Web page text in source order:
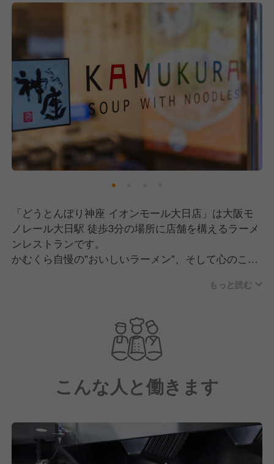
「どうとんぼり神座 イオンモール大日店」は大阪モ
ノレール大日駅 徒歩3分の場所に店舗を構えるラーメ
ンレストランです。
かむくら自慢の"おいしいラーメン"、そして心のこめ
タッフ一同頑張ってまいります！
【どうとんぼり神座について】
ラーメン屋の概念を超えた接客とサービスを提供する
ラーメン"レストラン"です。
ンドはおかげさまで神座は多くの方にご支持をいただ
けるブランドとなりました。
もっと読む
こんな人と働きます